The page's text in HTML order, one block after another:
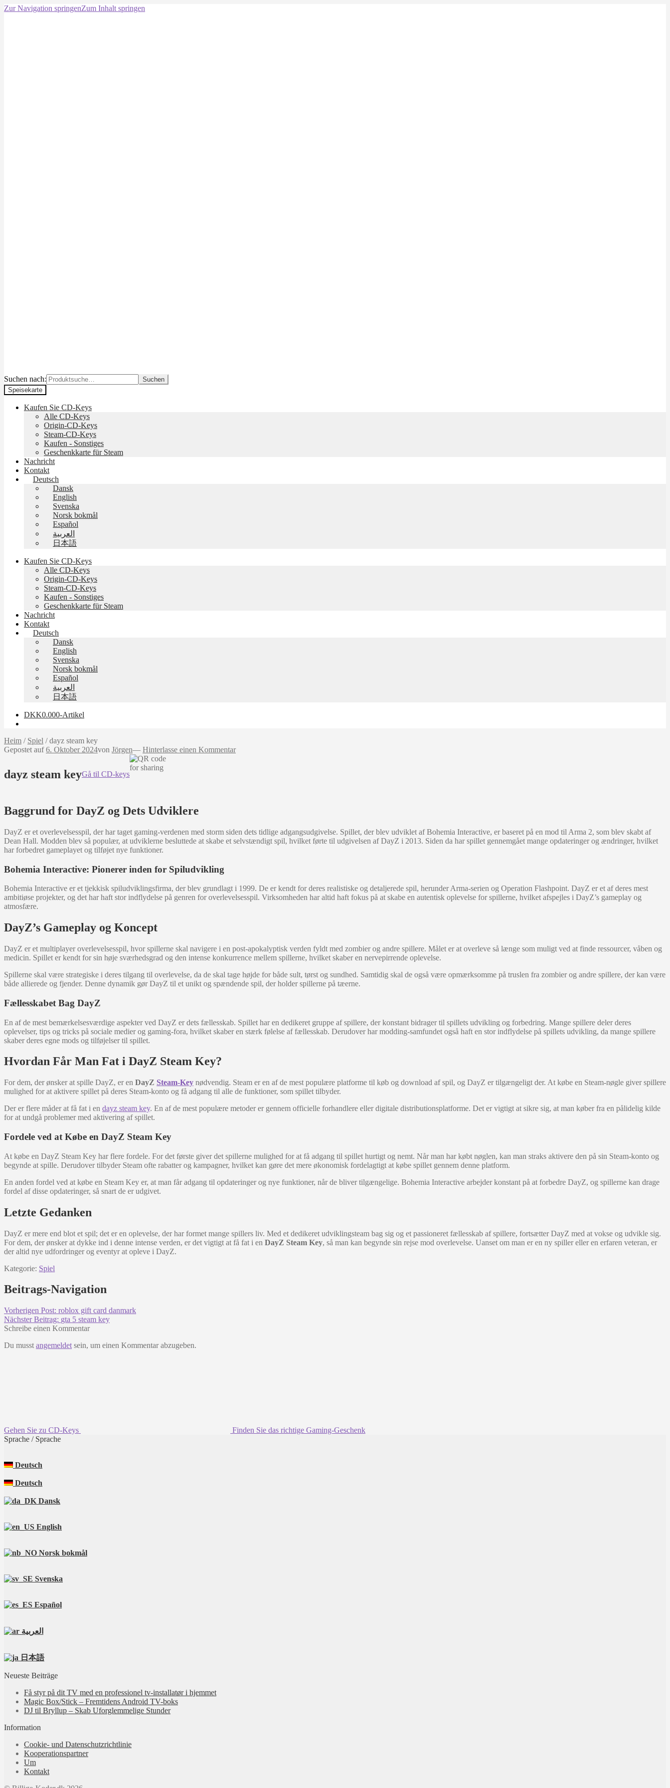
Zur Navigation springenZum Inhalt springen
Suchen nach:
Suchen
Speisekarte
Kaufen Sie CD-Keys
Alle CD-Keys
Origin-CD-Keys
Steam-CD-Keys
Kaufen - Sonstiges
Geschenkkarte für Steam
Nachricht
Kontakt
Deutsch
Dansk
English
Svenska
Norsk bokmål
Español
العربية
日本語
Kaufen Sie CD-Keys
Alle CD-Keys
Origin-CD-Keys
Steam-CD-Keys
Kaufen - Sonstiges
Geschenkkarte für Steam
Nachricht
Kontakt
Deutsch
Dansk
English
Svenska
Norsk bokmål
Español
العربية
日本語
DKK0.000-Artikel
Heim / Spiel /dayz steam key
Gepostet auf6. Oktober 2024von Jörgen— Hinterlasse einen Kommentar
dayz steam keyGå til CD-keys
Baggrund for DayZ og Dets Udviklere
DayZ er et overlevelsesspil, der har taget gaming-verdenen med storm siden dets tidlige adgangsudgivelse. Spillet, der blev udviklet af Bohemia Interactive, er baseret på en mod til Arma 2, som blev skabt af
Dean Hall. Modden blev så populær, at udviklerne besluttede at skabe et selvstændigt spil, hvilket førte til udgivelsen af DayZ i 2013. Siden da har spillet gennemgået mange opdateringer og ændringer, hvilket
har forbedret gameplayet og tilføjet nye funktioner.
Bohemia Interactive: Pionerer inden for Spiludvikling
Bohemia Interactive er et tjekkisk spiludviklingsfirma, der blev grundlagt i 1999. De er kendt for deres realistiske og detaljerede spil, herunder Arma-serien og Operation Flashpoint. DayZ er et af deres mest
ambitiøse projekter, og det har haft stor indflydelse på genren for overlevelsesspil. Virksomheden har altid haft fokus på at skabe en autentisk oplevelse for spillerne, hvilket afspejles i DayZ’s gameplay og
atmosfære.
DayZ’s Gameplay og Koncept
DayZ er et multiplayer overlevelsesspil, hvor spillerne skal navigere i en post-apokalyptisk verden fyldt med zombier og andre spillere. Målet er at overleve så længe som muligt ved at finde ressourcer, våben og
medicin. Spillet er kendt for sin høje sværhedsgrad og den intense konkurrence mellem spillerne, hvilket skaber en nervepirrende oplevelse.
Spillerne skal være strategiske i deres tilgang til overlevelse, da de skal tage højde for både sult, tørst og sundhed. Samtidig skal de også være opmærksomme på truslen fra zombier og andre spillere, der kan være
både allierede og fjender. Denne dynamik gør DayZ til et unikt og spændende spil, der holder spillerne på tæerne.
Fællesskabet Bag DayZ
En af de mest bemærkelsesværdige aspekter ved DayZ er dets fællesskab. Spillet har en dedikeret gruppe af spillere, der konstant bidrager til spillets udvikling og forbedring. Mange spillere deler deres
oplevelser, tips og tricks på sociale medier og gaming-fora, hvilket skaber en stærk følelse af fællesskab. Derudover har modding-samfundet også haft en stor indflydelse på spillets udvikling, da mange spillere
skaber deres egne mods og tilføjelser til spillet.
Hvordan Får Man Fat i DayZ Steam Key?
For dem, der ønsker at spille DayZ, er en DayZ Steam-Key nødvendig. Steam er en af de mest populære platforme til køb og download af spil, og DayZ er tilgængeligt der. At købe en Steam-nøgle giver spillere
mulighed for at aktivere spillet på deres Steam-konto og få adgang til alle de funktioner, som spillet tilbyder.
Der er flere måder at få fat i en dayz steam key. En af de mest populære metoder er gennem officielle forhandlere eller digitale distributionsplatforme. Det er vigtigt at sikre sig, at man køber fra en pålidelig kilde
for at undgå problemer med aktivering af spillet.
Fordele ved at Købe en DayZ Steam Key
At købe en DayZ Steam Key har flere fordele. For det første giver det spillerne mulighed for at få adgang til spillet hurtigt og nemt. Når man har købt nøglen, kan man straks aktivere den på sin Steam-konto og
begynde at spille. Derudover tilbyder Steam ofte rabatter og kampagner, hvilket kan gøre det mere økonomisk fordelagtigt at købe spillet gennem denne platform.
En anden fordel ved at købe en Steam Key er, at man får adgang til opdateringer og nye funktioner, når de bliver tilgængelige. Bohemia Interactive arbejder konstant på at forbedre DayZ, og spillerne kan drage
fordel af disse opdateringer, så snart de er udgivet.
Letzte Gedanken
DayZ er mere end blot et spil; det er en oplevelse, der har formet mange spillers liv. Med et dedikeret udviklingsteam bag sig og et passioneret fællesskab af spillere, fortsætter DayZ med at vokse og udvikle sig.
For dem, der ønsker at dykke ind i denne intense verden, er det vigtigt at få fat i en DayZ Steam Key, så man kan begynde sin rejse mod overlevelse. Uanset om man er en ny spiller eller en erfaren veteran, er
der altid nye udfordringer og eventyr at opleve i DayZ.
Kategorie: Spiel
Beitrags-Navigation
Vorherigen Post: roblox gift card danmark
Nächster Beitrag: gta 5 steam key
Schreibe einen Kommentar
Du musst angemeldet sein, um einen Kommentar abzugeben.
Gehen Sie zu CD-Keys
Finden Sie das richtige Gaming-Geschenk
Sprache / Sprache
Deutsch
Deutsch
Dansk
English
Norsk bokmål
Svenska
Español
العربية
日本語
Neueste Beiträge
Få styr på dit TV med en professionel tv‑installatør i hjemmet
Magic Box/Stick – Fremtidens Android TV-boks
DJ til Bryllup – Skab Uforglemmelige Stunder
Information
Cookie- und Datenschutzrichtlinie
Kooperationspartner
Um
Kontakt